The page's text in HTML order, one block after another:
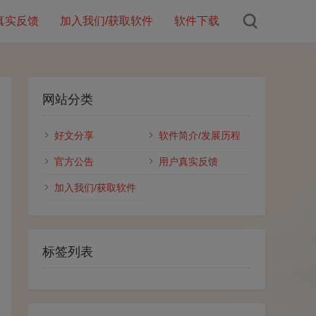
实反馈 加入我们/获取软件 软件下载
网站分类
好文分享 软件简介/发展历程
官方公告 用户真实反馈
加入我们/获取软件
标签列表